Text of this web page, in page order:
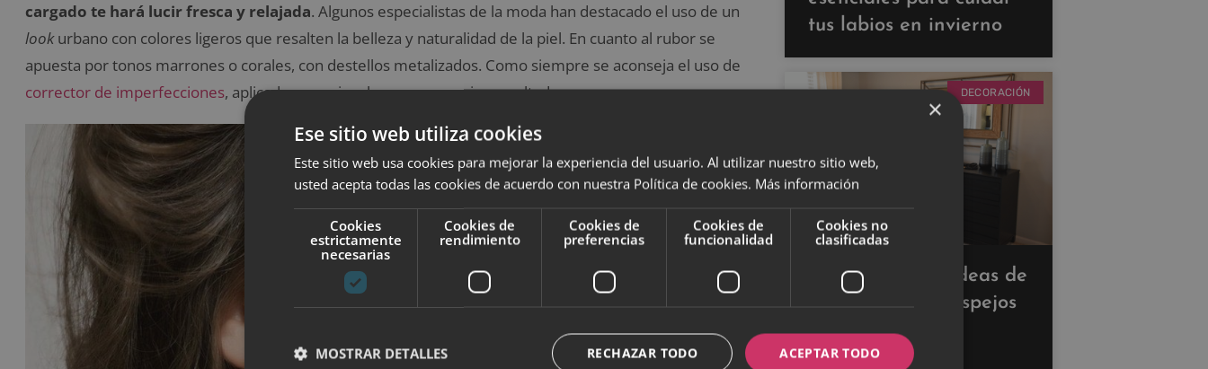
cargado te hará lucir fresca y relajada. Algunos especialistas de la moda han destacado el uso de un
lookurbano con colores ligeros que resalten la belleza y naturalidad de la piel. En cuanto al rubor se
apuesta por tonos marrones o corales, con destellos metalizados. Como siempre se aconseja el uso de
corrector de imperfecciones, aplicados con pinceles para un mejor resultado.
tus labios en invierno
DECORACIÓN
Descubre estas ideas de
decoración con espejos
para ampliar tus
espacios
×
Ese sitio web utiliza cookies
Este sitio web usa cookies para mejorar la experiencia del usuario. Al utilizar nuestro sitio web,
usted acepta todas las cookies de acuerdo con nuestra Política de cookies. Más información
Cookies
estrictamente
necesarias
Cookies de
rendimiento
Cookies de
preferencias
Cookies de
funcionalidad
Cookies no
clasificadas
ACEPTAR TODO
RECHAZAR TODO
MOSTRAR DETALLES